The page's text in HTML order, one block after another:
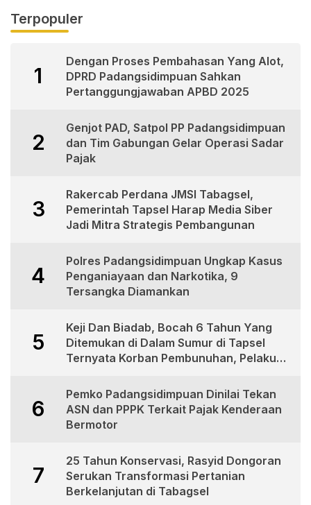
Terpopuler
1
Dengan Proses Pembahasan Yang Alot,
DPRD Padangsidimpuan Sahkan
Pertanggungjawaban APBD 2025
2
Genjot PAD, Satpol PP Padangsidimpuan
dan Tim Gabungan Gelar Operasi Sadar
Pajak
3
Rakercab Perdana JMSI Tabagsel,
Pemerintah Tapsel Harap Media Siber
Jadi Mitra Strategis Pembangunan
4
Polres Padangsidimpuan Ungkap Kasus
Penganiayaan dan Narkotika, 9
Tersangka Diamankan
5
Keji Dan Biadab, Bocah 6 Tahun Yang
Ditemukan di Dalam Sumur di Tapsel
Ternyata Korban Pembunuhan, Pelaku
6
Pemko Padangsidimpuan Dinilai Tekan
ASN dan PPPK Terkait Pajak Kenderaan
Bermotor
7
25 Tahun Konservasi, Rasyid Dongoran
Serukan Transformasi Pertanian
Berkelanjutan di Tabagsel